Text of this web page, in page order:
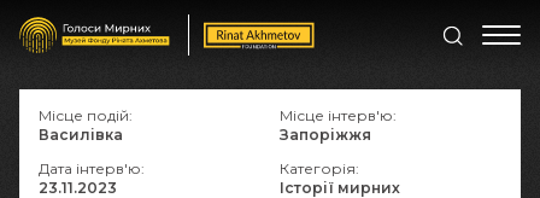
Місце подій:
Василівка
Місце інтерв'ю:
Запоріжжя
Дата інтерв'ю:
23.11.2023
Категорія:
Історії мирних